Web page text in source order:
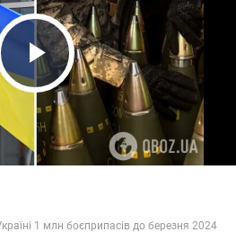
Play Video